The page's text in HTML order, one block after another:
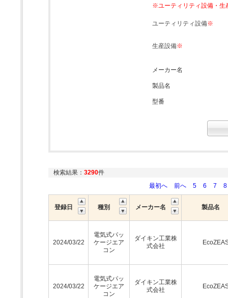
※ユーティリティ設備・生
ユーティリティ設備※
生産設備※
メーカー名
製品名
型番
検索結果： 3290件
最初へ
前へ 5 6 7 8
登録日 種別 メーカー名 製品名
2024/03/22
電気式パッ
ケージエア
コン
ダイキン工業株
式会社
2024/03/22
電気式パッ
ケージエア
コン
ダイキン工業株
式会社